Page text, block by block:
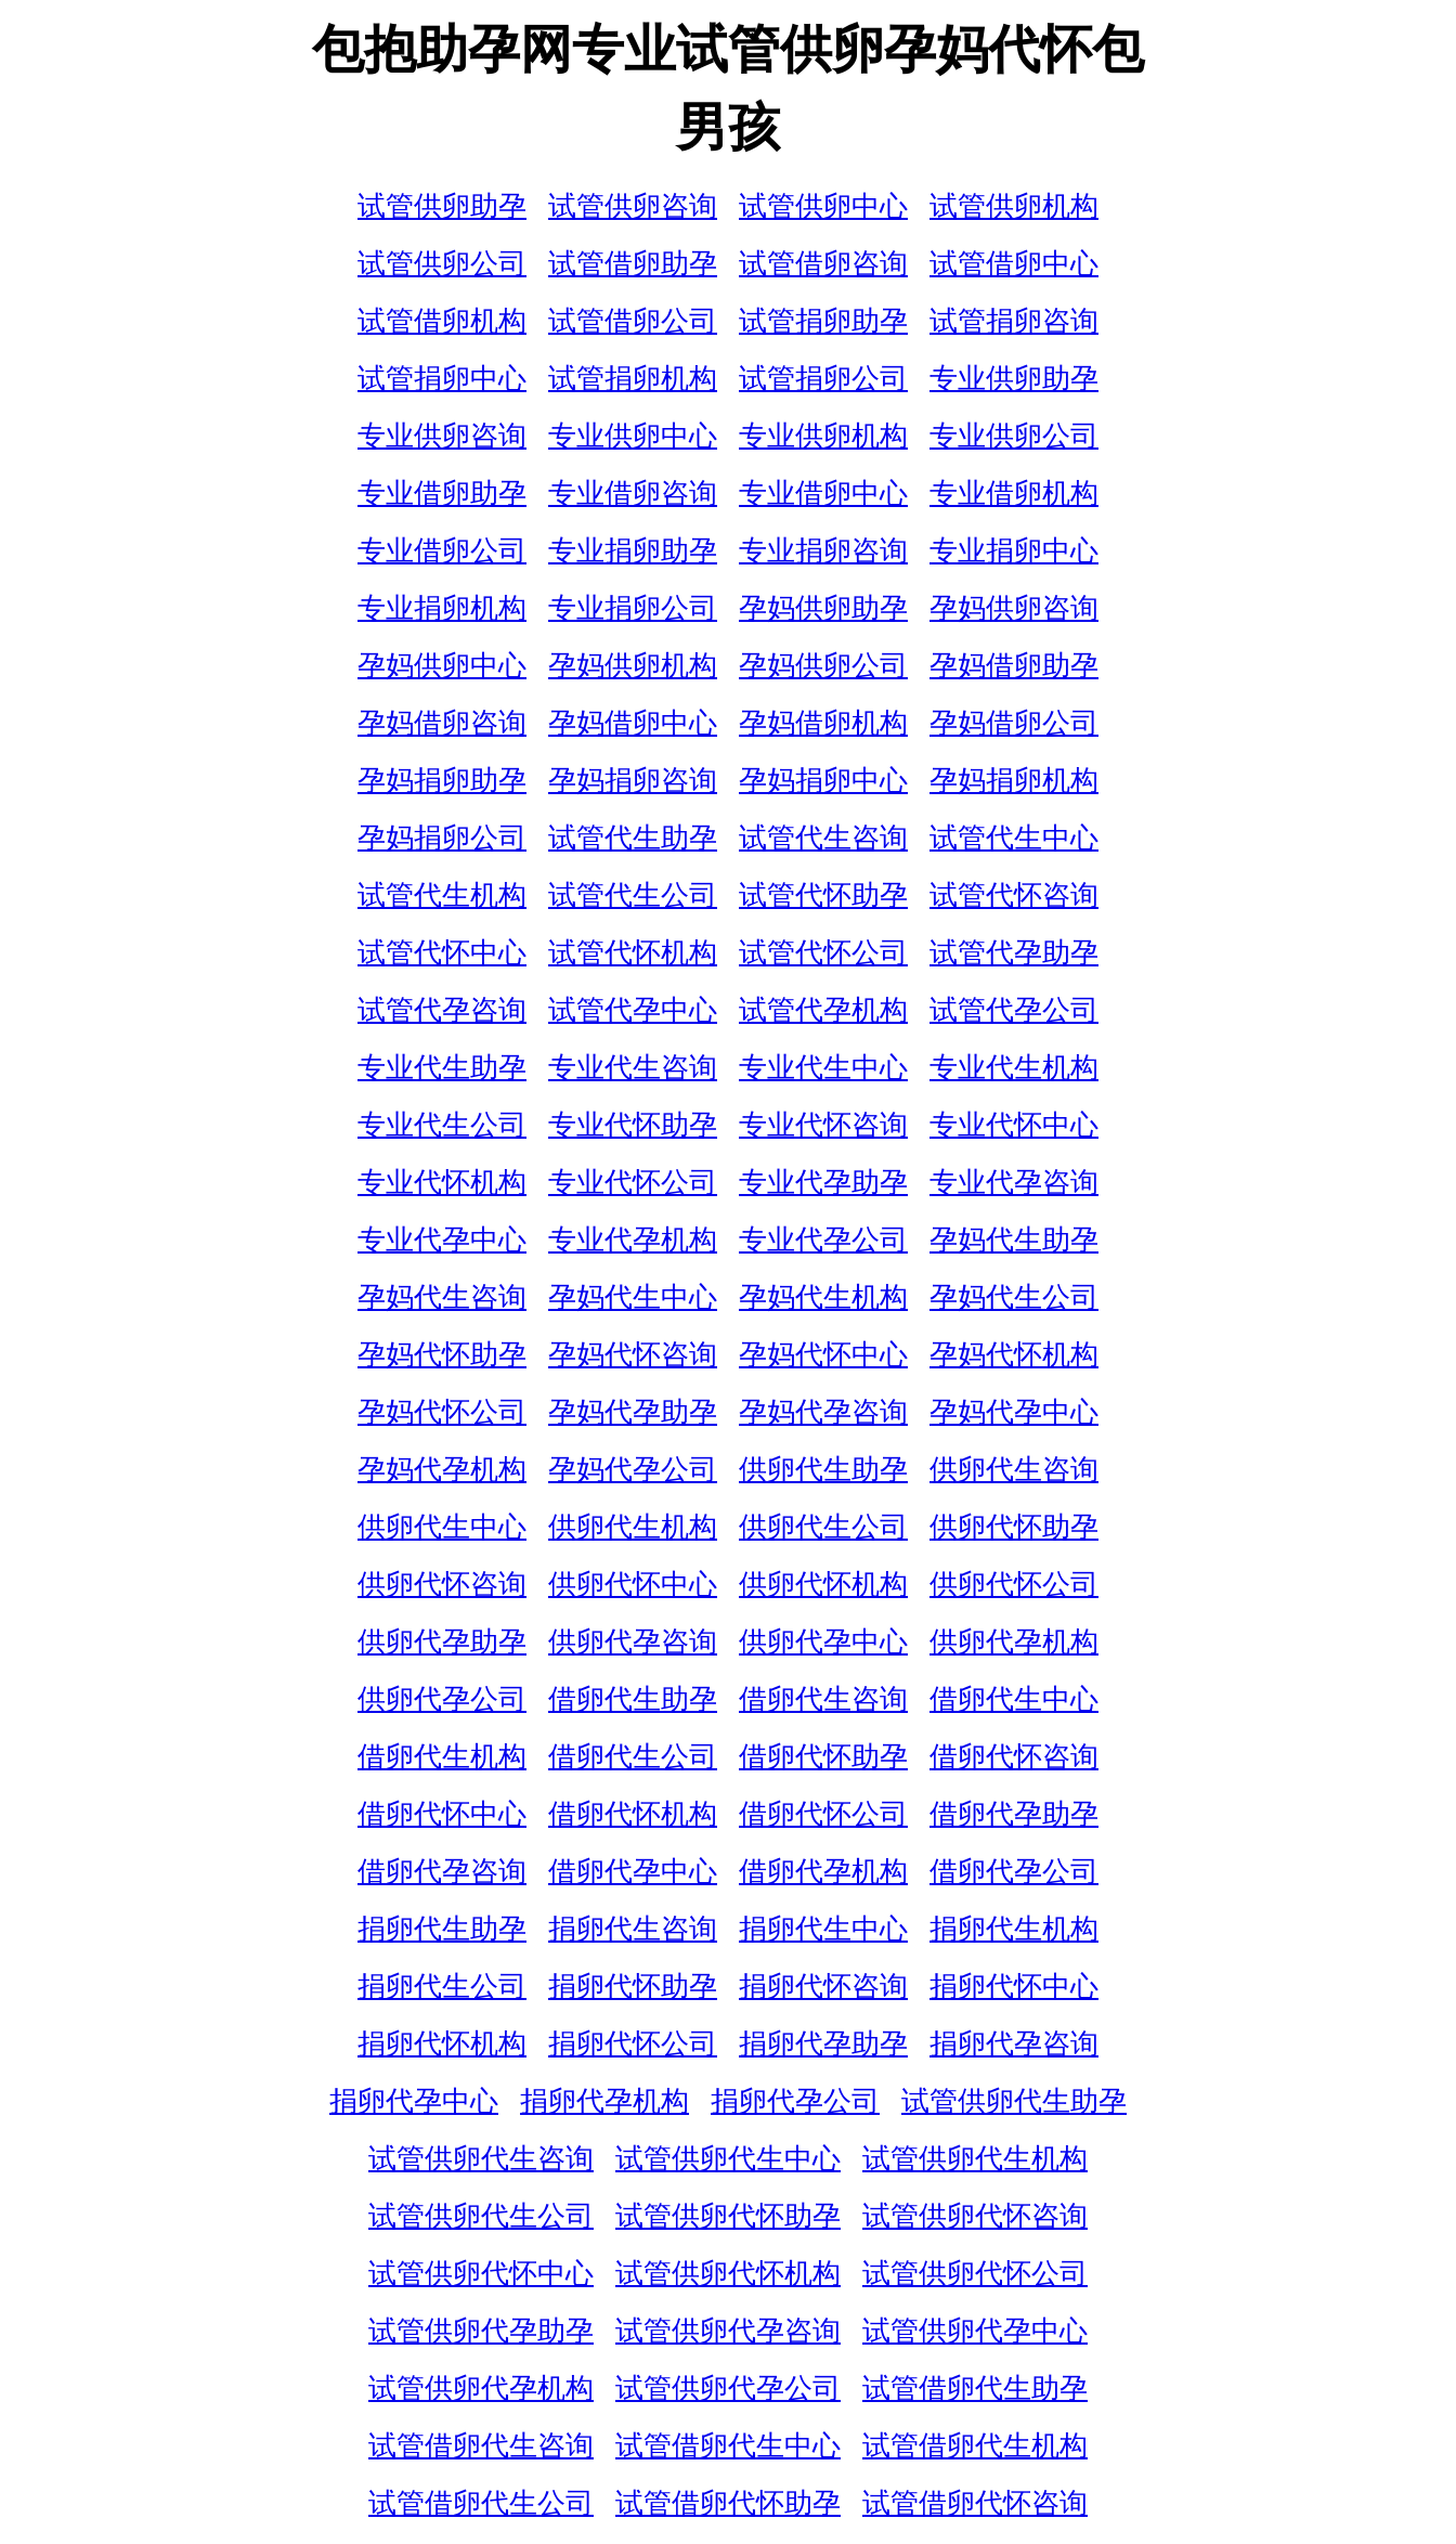
包抱助孕网专业试管供卵孕妈代怀包
男孩
试管供卵助孕 试管供卵咨询 试管供卵中心
试管供卵机构
试管供卵公司
试管借卵助孕 试管借卵咨询
试管借卵中心
试管借卵机构
试管借卵公司 试管捐卵助孕
试管捐卵咨询
试管捐卵中心
试管捐卵机构 试管捐卵公司
专业供卵助孕
专业供卵咨询
专业供卵中心 专业供卵机构
专业供卵公司
专业借卵助孕
专业借卵咨询 专业借卵中心
专业借卵机构
专业借卵公司
专业捐卵助孕 专业捐卵咨询
专业捐卵中心
专业捐卵机构
专业捐卵公司 孕妈供卵助孕
孕妈供卵咨询
孕妈供卵中心
孕妈供卵机构 孕妈供卵公司
孕妈借卵助孕
孕妈借卵咨询
孕妈借卵中心 孕妈借卵机构
孕妈借卵公司
孕妈捐卵助孕
孕妈捐卵咨询 孕妈捐卵中心
孕妈捐卵机构
孕妈捐卵公司
试管代生助孕 试管代生咨询
试管代生中心
试管代生机构
试管代生公司 试管代怀助孕
试管代怀咨询
试管代怀中心
试管代怀机构 试管代怀公司
试管代孕助孕
试管代孕咨询
试管代孕中心 试管代孕机构
试管代孕公司
专业代生助孕
专业代生咨询 专业代生中心
专业代生机构
专业代生公司
专业代怀助孕 专业代怀咨询
专业代怀中心
专业代怀机构
专业代怀公司 专业代孕助孕
专业代孕咨询
专业代孕中心
专业代孕机构 专业代孕公司
孕妈代生助孕
孕妈代生咨询
孕妈代生中心 孕妈代生机构
孕妈代生公司
孕妈代怀助孕
孕妈代怀咨询 孕妈代怀中心
孕妈代怀机构
孕妈代怀公司
孕妈代孕助孕 孕妈代孕咨询
孕妈代孕中心
孕妈代孕机构
孕妈代孕公司 供卵代生助孕
供卵代生咨询
供卵代生中心
供卵代生机构 供卵代生公司
供卵代怀助孕
供卵代怀咨询
供卵代怀中心 供卵代怀机构
供卵代怀公司
供卵代孕助孕
供卵代孕咨询 供卵代孕中心
供卵代孕机构
供卵代孕公司
借卵代生助孕 借卵代生咨询
借卵代生中心
借卵代生机构
借卵代生公司 借卵代怀助孕
借卵代怀咨询
借卵代怀中心
借卵代怀机构 借卵代怀公司
借卵代孕助孕
借卵代孕咨询
借卵代孕中心 借卵代孕机构
借卵代孕公司
捐卵代生助孕
捐卵代生咨询 捐卵代生中心
捐卵代生机构
捐卵代生公司
捐卵代怀助孕 捐卵代怀咨询
捐卵代怀中心
捐卵代怀机构
捐卵代怀公司 捐卵代孕助孕
捐卵代孕咨询
捐卵代孕中心
捐卵代孕机构 捐卵代孕公司
试管供卵代生助孕
试管供卵代生咨询
试管供卵代生中心
试管供卵代生机构
试管供卵代生公司
试管供卵代怀助孕
试管供卵代怀咨询
试管供卵代怀中心
试管供卵代怀机构
试管供卵代怀公司
试管供卵代孕助孕
试管供卵代孕咨询
试管供卵代孕中心
试管供卵代孕机构
试管供卵代孕公司
试管借卵代生助孕
试管借卵代生咨询
试管借卵代生中心
试管借卵代生机构
试管借卵代生公司
试管借卵代怀助孕
试管借卵代怀咨询